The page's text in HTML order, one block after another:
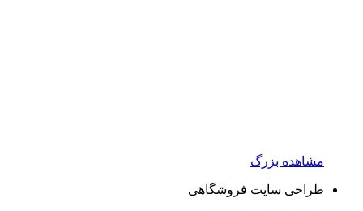
مشاهده بزرگ
طراحی سایت فروشگاهی